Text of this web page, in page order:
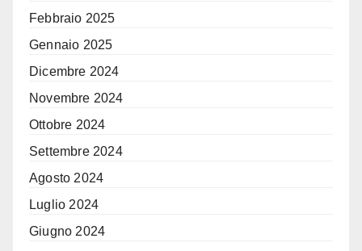
Febbraio 2025
Gennaio 2025
Dicembre 2024
Novembre 2024
Ottobre 2024
Settembre 2024
Agosto 2024
Luglio 2024
Giugno 2024